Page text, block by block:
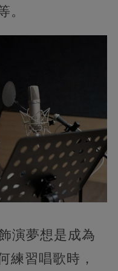
。
演夢想是成為
練習唱歌時，